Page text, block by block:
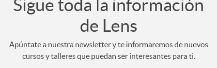
Sigue toda la información
de Lens
Apúntate a nuestra newsletter y te informaremos de nuevos
cursos y talleres que puedan ser interesantes para ti.